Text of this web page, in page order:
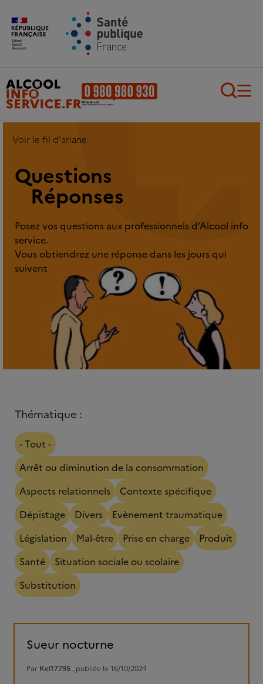
Aller au contenu principal
Voir le fil d'ariane
Questions
Réponses
Posez vos questions aux professionnels d’Alcool info
service.
Vous obtiendrez une réponse dans les jours qui
suivent
Thématique :
- Tout -
Arrêt ou diminution de la consommation
Aspects relationnels
Contexte spécifique
Dépistage
Divers
Evènement traumatique
Législation
Mal-être Prise en charge
Produit
Santé
Situation sociale ou scolaire
Substitution
Sueur nocturne
Par Kel17795 , publiée le 16/10/2024